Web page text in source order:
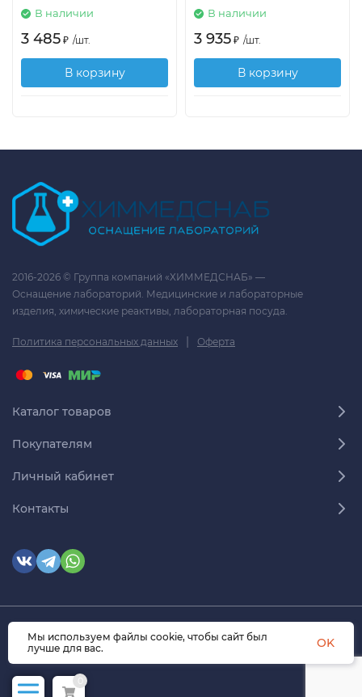
В наличии
3 485 ₽ /шт.
В корзину
В наличии
3 935 ₽ /шт.
В корзину
2016-2026 © Группа компаний «ХИММЕДСНАБ» —
Оснащение лабораторий. Медицинские и лабораторные
изделия, химические реактивы, лабораторная посуда.
Политика персональных данных | Оферта
Каталог товаров
Покупателям
Личный кабинет
Контакты
© 2026 himmedsnab.ru. Все права защищены
Мы используем файлы cookie, чтобы сайт был
лучше для вас.
OK